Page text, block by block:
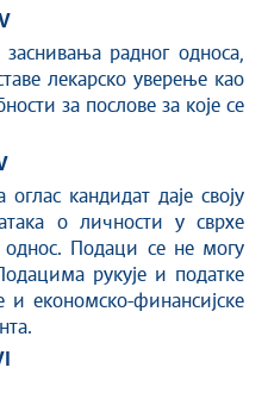
IV
радног односа,
лекарско уверење као
за послове за које се
даје своју
о личности у сврхе
Подаци се не могу
рукује и податке
и економско-финансијске